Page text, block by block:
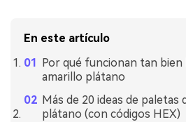
En este artículo
Por qué funcionan tan bien
amarillo plátano
Más de 20 ideas de paletas
plátano (con códigos HEX)